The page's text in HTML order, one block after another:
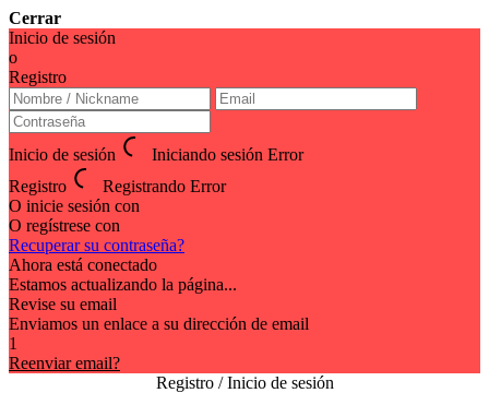
Cerrar
Inicio de sesión
o
Registro
Inicio de sesión Iniciando sesión Error
Registro
Registrando Error
O inicie sesión con
O regístrese con
Recuperar su contraseña?
Ahora está conectado
Estamos actualizando la página...
Revise su email
Enviamos un enlace a su dirección de email
1
Reenviar email?
Registro / Inicio de sesión